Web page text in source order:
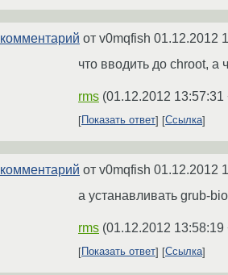
комментарий от v0mqfish 01.12.2012
что вводить до chroot, а
rms (01.12.2012 13:57:31
Показать ответ
Ссылка
комментарий от v0mqfish 01.12.2012
а устанавливать grub-
rms (01.12.2012 13:58:19
Показать ответ
Ссылка